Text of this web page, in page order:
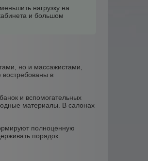
нагрузку на
и большом
но и массажистами,
в
и вспомогательных
материалы. В салонах
полноценную
порядок.